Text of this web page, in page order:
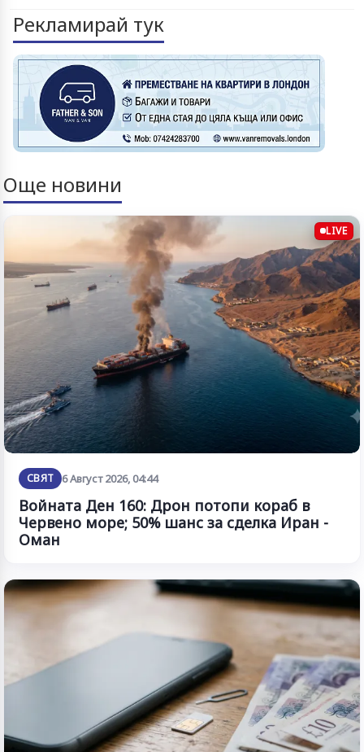
Рекламирай тук
Още новини
LIVE
СВЯТ 6 Август 2026, 04:44
Войната Ден 160: Дрон потопи кораб в
Червено море; 50% шанс за сделка Иран -
Оман